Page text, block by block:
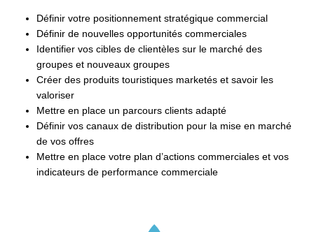
Définir votre positionnement stratégique commercial
Définir de nouvelles opportunités commerciales
Identifier vos cibles de clientèles sur le marché des
groupes et nouveaux groupes
Créer des produits touristiques marketés et savoir les
valoriser
Mettre en place un parcours clients adapté
Définir vos canaux de distribution pour la mise en marché
de vos offres
Mettre en place votre plan d’actions commerciales et vos
indicateurs de performance commerciale